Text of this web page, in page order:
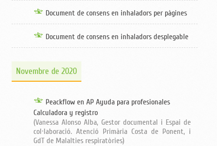
Document de consens en inhaladors per pàgines
Document de consens en inhaladors desplegable
Novembre de 2020
Peackflow en AP Ayuda para profesionales
Calculadora y registro
(Vanessa Alonso Alba, Gestor documental i Espai de
col·laboració. Atenció Primària Costa de Ponent, i
GdT de Malalties respiratòries)